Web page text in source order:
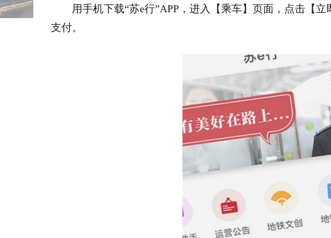
用手机下载“苏e行”APP，进入【乘车】页面，点击【
支付。